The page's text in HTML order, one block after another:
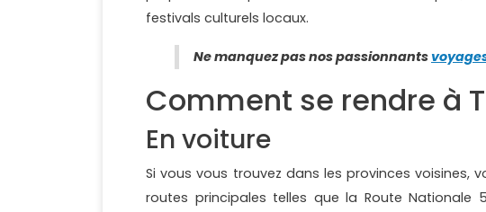
festivals culturels locaux.
Ne manquez pas nos passionnants
Comment se rendre à
En voiture
Si vous vous trouvez dans les provinces voisines,
routes principales telles que la Route